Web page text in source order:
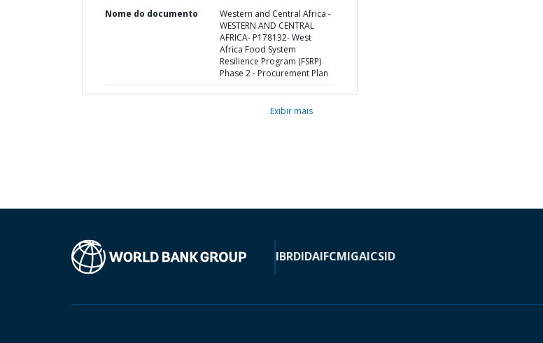
Nome do documento
Western and Central Africa -
WESTERN AND CENTRAL
AFRICA- P178132- West
Africa Food System
Resilience Program (FSRP)
Phase 2 - Procurement Plan
Exibir mais
IBRDIDAIFCMIGAICSID